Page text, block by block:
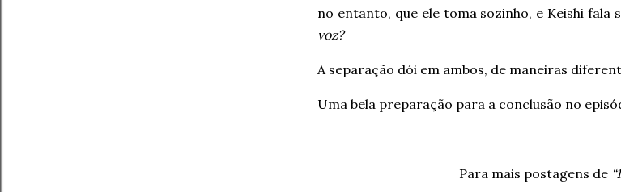
no entanto, que ele toma sozinho, e Keishi fala
voz?
A separação dói em ambos, de maneiras
Uma bela preparação para a conclusão no
Para mais postagens de